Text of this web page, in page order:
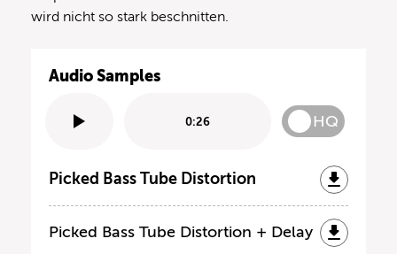
wird nicht so stark beschnitten.
Audio Samples
0:26 HQ
Picked Bass Tube Distortion
Picked Bass Tube Distortion + Delay